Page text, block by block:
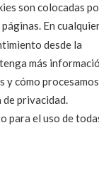
son colocadas
En
desde la
más
y cómo procesamos
privacidad.
para el uso de